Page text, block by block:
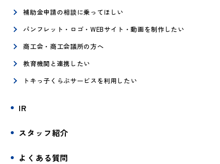
補助金申請の相談に乗ってほしい
パンフレット・ロゴ・WEBサイト・動画を制作したい
商工会・商工会議所の方へ
教育機関と連携したい
トキっ子くらぶサービスを利用したい
IR
スタッフ紹介
よくある質問